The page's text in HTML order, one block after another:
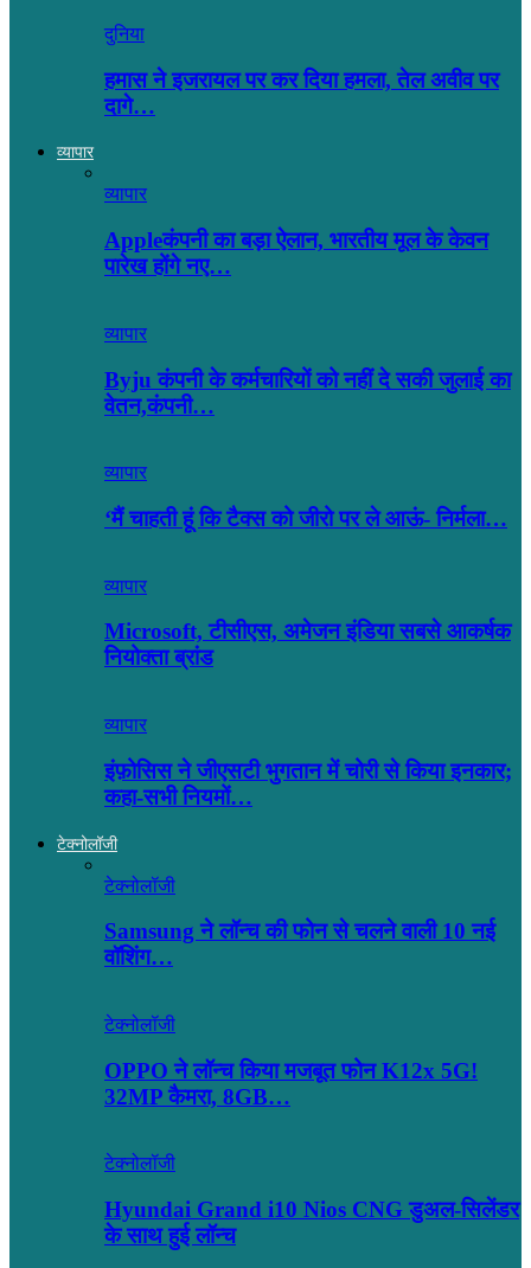
दुनिया
हमास ने इजरायल पर कर दिया हमला, तेल अवीव पर
दागे…
व्यापार
व्यापार
Appleकंपनी का बड़ा ऐलान, भारतीय मूल के केवन
पारेख होंगे नए…
व्यापार
Byju कंपनी के कर्मचारियों को नहीं दे सकी जुलाई का
वेतन,कंपनी…
व्यापार
‘मैं चाहती हूं कि टैक्स को जीरो पर ले आऊं- निर्मला…
व्यापार
Microsoft, टीसीएस, अमेजन इंडिया सबसे आकर्षक
नियोक्ता ब्रांड
व्यापार
इंफ़ोसिस ने जीएसटी भुगतान में चोरी से किया इनकार;
कहा-सभी नियमों…
टेक्नोलॉजी
टेक्नोलॉजी
Samsung ने लॉन्च की फोन से चलने वाली 10 नई
वॉशिंग…
टेक्नोलॉजी
OPPO ने लॉन्‍च किया मजबूत फोन K12x 5G!
32MP कैमरा, 8GB…
टेक्नोलॉजी
Hyundai Grand i10 Nios CNG डुअल-सिलेंडर
के साथ हुई लॉन्च